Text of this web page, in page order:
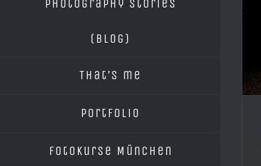
Photography Stories
(blog)
That’s me
Portfolio
Fotokurse München
Den Tag zur Nacht machen